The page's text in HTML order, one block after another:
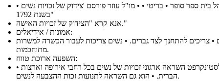
• מנהל בית ספר סופר • בריטי • • מו"ל עוזר פורסם 'צידוק של זכויות נשים
"בשנת 1792
אנא קרא "הצידוק של זכויות האישה."
אמונות / אידיאלים:
• צריכים להתחנך לצד גברים. • נשים צריכות לעבור הכשרה למשרות
מתוחכמות.
השפעה ארוכת טווח:
• וולסטונקרפט השראה ארגוני זכויות של נשים בכל רחבי אירופה וארצות
הברית. • הוא גם השראה לתנועות זכות ההצבעה לנשים.